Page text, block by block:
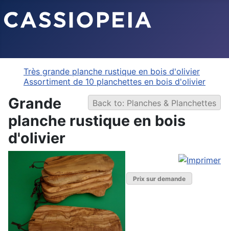
Très grande planche rustique en bois d'olivier
Assortiment de 10 planchettes en bois d'olivier
Back to: Planches & Planchettes
Grande
planche rustique en bois
d'olivier
Prix sur demande